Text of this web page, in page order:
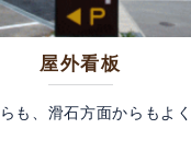
屋外看板
も、滑石方面からもよ